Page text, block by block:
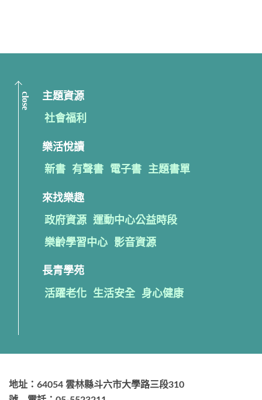
close 主題資源
社會福利
樂活悅讀
新書 有聲書 電子書 主題書單
來找樂趣
政府資源 運動中心公益時段
樂齡學習中心 影音資源
長青學苑
活躍老化 生活安全 身心健康
地址：64054 雲林縣斗六市大學路三段310